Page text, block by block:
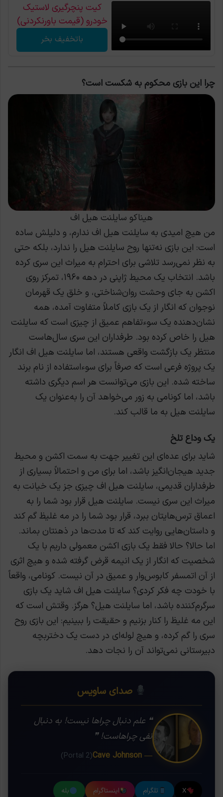
کیت پنچرگیری لاستیک
خودرو (قیمت باورنکردنی)
باتخفیف بخر
چرا این بازی محکوم به شکست است؟
هیناکو سایلنت هیل اف
من هیچ امیدی به سایلنت هیل اف ندارم، و دلیلش ساده
است: این بازی نه‌تنها روح سایلنت هیل را ندارد، بلکه حتی
به نظر نمی‌رسد تلاشی برای احترام به میراث این سری کرده
باشد. انتخاب یک محیط ژاپنی در دهه ۱۹۶۰، تمرکز روی
اکشن به جای وحشت روان‌شناختی، و خلق یک قهرمان
نوجوان که انگار از یک بازی کاملاً متفاوت آمده، همه
نشان‌دهنده یک سوءتفاهم عمیق از چیزی است که سایلنت
هیل را خاص کرده بود. طرفداران این سری سال‌هاست
منتظر یک بازگشت واقعی هستند، اما سایلنت هیل اف انگار
یک پروژه فرعی است که صرفاً برای سوءاستفاده از نام برند
ساخته شده. این بازی می‌توانست هر اسم دیگری داشته
باشد، اما کونامی به زور می‌خواهد آن را به‌عنوان یک
سایلنت هیل به ما قالب کند.
یک وداع تلخ
شاید برای عده‌ای این تغییر جهت به سمت اکشن و محیط
جدید هیجان‌انگیز باشد، اما برای من و احتمالاً بسیاری از
طرفداران قدیمی، سایلنت هیل اف چیزی جز یک خیانت به
میراث این سری نیست. سایلنت هیل قرار بود شما را به
اعماق ترس‌هایتان ببرد، قرار بود شما را در مه غلیظ گم کند
و داستان‌هایی روایت کند که تا مدت‌ها در ذهنتان بماند.
اما حالا؟ حالا فقط یک بازی اکشن معمولی داریم با یک
شخصیت که انگار از یک انیمه قرض گرفته شده و هیچ اثری
از آن اتمسفر کابوس‌وار و عمیق در آن نیست. کونامی، واقعاً
با خودت چه فکر کردی؟ سایلنت هیل اف شاید یک بازی
سرگرم‌کننده باشد، اما سایلنت هیل؟ هرگز. وقتش است که
این مه غلیظ را کنار بزنیم و حقیقت را ببینیم: این بازی روح
سری را گم کرده، و هیچ لوله‌ای در دست یک دختربچه
دبیرستانی نمی‌تواند آن را نجات دهد.
صدای ساویس
❝ علم دنبال چراها نیست! به دنبال
نفی چراهاست! ❞
— Cave Johnson
(Portal 2)
X تلگرام اینستاگرام بله